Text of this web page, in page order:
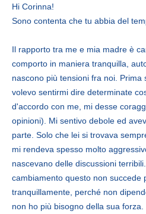
Hi Corinna!
Sono contenta che tu abbia del
Il rapporto tra me e mia madre è
comporto in maniera tranquilla,
nascono più tensioni fra noi. Prima
volevo sentirmi dire determinate
d'accordo con me, mi desse
opinioni). Mi sentivo debole ed
parte. Solo che lei si trovava
mi rendeva spesso molto
nascevano delle discussioni
cambiamento questo non succede
tranquillamente, perché non
non ho più bisogno della sua forza.